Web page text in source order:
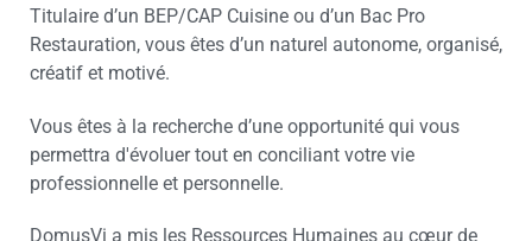
Titulaire d’un BEP/CAP Cuisine ou d’un Bac Pro
Restauration, vous êtes d’un naturel autonome, organisé,
créatif et motivé.
Vous êtes à la recherche d’une opportunité qui vous
permettra d'évoluer tout en conciliant votre vie
professionnelle et personnelle.
DomusVi a mis les Ressources Humaines au cœur de